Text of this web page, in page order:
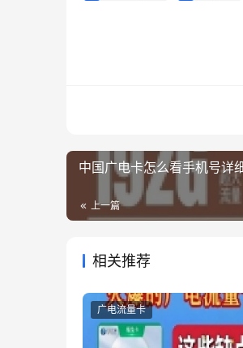
中国广电卡怎么看手机号详
上一篇
相关推荐
广电流量卡